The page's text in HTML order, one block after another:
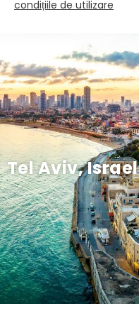
Tel Aviv, Israel
condițiile de utilizare